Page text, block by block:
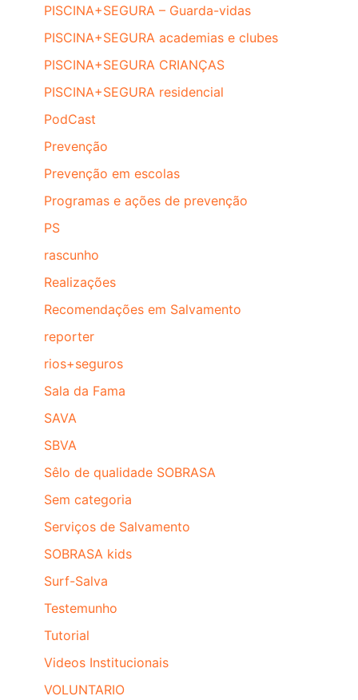
PISCINA+SEGURA – Guarda-vidas
PISCINA+SEGURA academias e clubes
PISCINA+SEGURA CRIANÇAS
PISCINA+SEGURA residencial
PodCast
Prevenção
Prevenção em escolas
Programas e ações de prevenção
PS
rascunho
Realizações
Recomendações em Salvamento
reporter
rios+seguros
Sala da Fama
SAVA
SBVA
Sêlo de qualidade SOBRASA
Sem categoria
Serviços de Salvamento
SOBRASA kids
Surf-Salva
Testemunho
Tutorial
Videos Institucionais
VOLUNTARIO